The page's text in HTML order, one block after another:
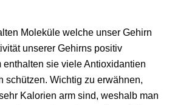
Moleküle welche unser Gehirn
unserer Gehirns positiv
enthalten sie viele Antioxidantien
schützen. Wichtig zu erwähnen,
Kalorien arm sind, weshalb man